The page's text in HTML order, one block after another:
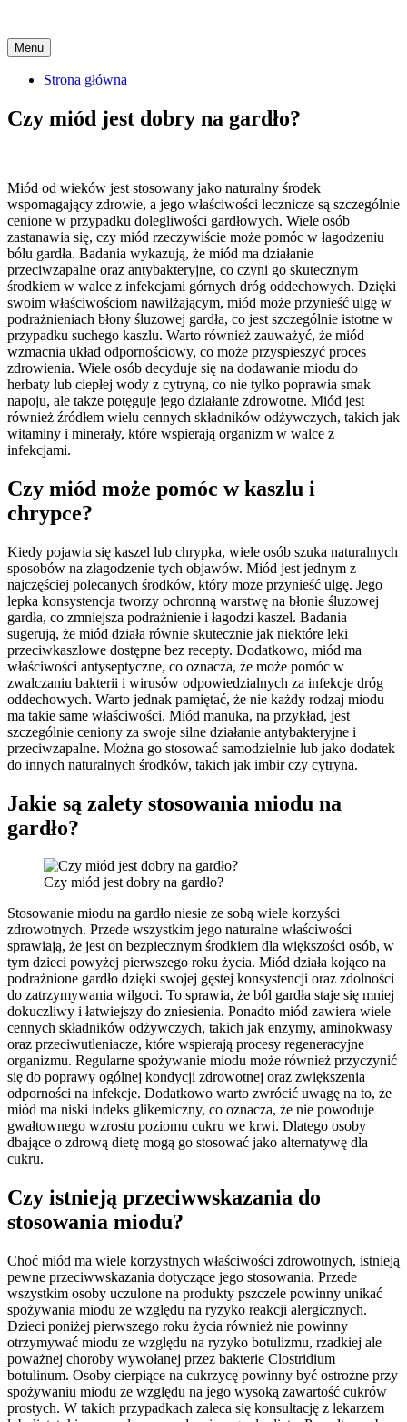
Menu Skip
to
content
Strona główna
Czy miód jest dobry na gardło?
Miód od wieków jest stosowany jako naturalny środek
wspomagający zdrowie, a jego właściwości lecznicze są szczególnie
cenione w przypadku dolegliwości gardłowych. Wiele osób
zastanawia się, czy miód rzeczywiście może pomóc w łagodzeniu
bólu gardła. Badania wykazują, że miód ma działanie
przeciwzapalne oraz antybakteryjne, co czyni go skutecznym
środkiem w walce z infekcjami górnych dróg oddechowych. Dzięki
swoim właściwościom nawilżającym, miód może przynieść ulgę w
podrażnieniach błony śluzowej gardła, co jest szczególnie istotne w
przypadku suchego kaszlu. Warto również zauważyć, że miód
wzmacnia układ odpornościowy, co może przyspieszyć proces
zdrowienia. Wiele osób decyduje się na dodawanie miodu do
herbaty lub ciepłej wody z cytryną, co nie tylko poprawia smak
napoju, ale także potęguje jego działanie zdrowotne. Miód jest
również źródłem wielu cennych składników odżywczych, takich jak
witaminy i minerały, które wspierają organizm w walce z
infekcjami.
Czy miód może pomóc w kaszlu i
chrypce?
Kiedy pojawia się kaszel lub chrypka, wiele osób szuka naturalnych
sposobów na złagodzenie tych objawów. Miód jest jednym z
najczęściej polecanych środków, który może przynieść ulgę. Jego
lepka konsystencja tworzy ochronną warstwę na błonie śluzowej
gardła, co zmniejsza podrażnienie i łagodzi kaszel. Badania
sugerują, że miód działa równie skutecznie jak niektóre leki
przeciwkaszlowe dostępne bez recepty. Dodatkowo, miód ma
właściwości antyseptyczne, co oznacza, że może pomóc w
zwalczaniu bakterii i wirusów odpowiedzialnych za infekcje dróg
oddechowych. Warto jednak pamiętać, że nie każdy rodzaj miodu
ma takie same właściwości. Miód manuka, na przykład, jest
szczególnie ceniony za swoje silne działanie antybakteryjne i
przeciwzapalne. Można go stosować samodzielnie lub jako dodatek
do innych naturalnych środków, takich jak imbir czy cytryna.
Jakie są zalety stosowania miodu na
gardło?
Czy miód jest dobry na gardło?
Stosowanie miodu na gardło niesie ze sobą wiele korzyści
zdrowotnych. Przede wszystkim jego naturalne właściwości
sprawiają, że jest on bezpiecznym środkiem dla większości osób, w
tym dzieci powyżej pierwszego roku życia. Miód działa kojąco na
podrażnione gardło dzięki swojej gęstej konsystencji oraz zdolności
do zatrzymywania wilgoci. To sprawia, że ból gardła staje się mniej
dokuczliwy i łatwiejszy do zniesienia. Ponadto miód zawiera wiele
cennych składników odżywczych, takich jak enzymy, aminokwasy
oraz przeciwutleniacze, które wspierają procesy regeneracyjne
organizmu. Regularne spożywanie miodu może również przyczynić
się do poprawy ogólnej kondycji zdrowotnej oraz zwiększenia
odporności na infekcje. Dodatkowo warto zwrócić uwagę na to, że
miód ma niski indeks glikemiczny, co oznacza, że nie powoduje
gwałtownego wzrostu poziomu cukru we krwi. Dlatego osoby
dbające o zdrową dietę mogą go stosować jako alternatywę dla
cukru.
Czy istnieją przeciwwskazania do
stosowania miodu?
Choć miód ma wiele korzystnych właściwości zdrowotnych, istnieją
pewne przeciwwskazania dotyczące jego stosowania. Przede
wszystkim osoby uczulone na produkty pszczele powinny unikać
spożywania miodu ze względu na ryzyko reakcji alergicznych.
Dzieci poniżej pierwszego roku życia również nie powinny
otrzymywać miodu ze względu na ryzyko botulizmu, rzadkiej ale
poważnej choroby wywołanej przez bakterie Clostridium
botulinum. Osoby cierpiące na cukrzycę powinny być ostrożne przy
spożywaniu miodu ze względu na jego wysoką zawartość cukrów
prostych. W takich przypadkach zaleca się konsultację z lekarzem